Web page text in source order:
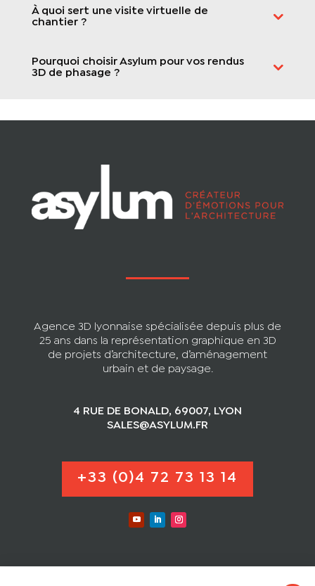
À quoi sert une visite virtuelle de
chantier ?
Pourquoi choisir Asylum pour vos rendus
3D de phasage ?
Agence 3D lyonnaise spécialisée depuis plus de
25 ans dans la représentation graphique en 3D
de projets d’architecture, d’aménagement
urbain et de paysage.
4 RUE DE BONALD, 69007, LYON
SALES@ASYLUM.FR
+33 (0)4 72 73 13 14